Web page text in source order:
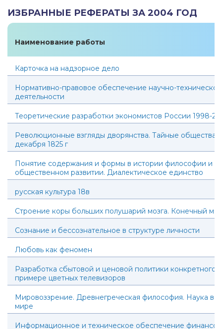
ИЗБРАННЫЕ РЕФЕРАТЫ ЗА 2004 ГОД
Наименование работы
Карточка на надзорное дело
Нормативно-правовое обеспечение научно-технической
деятельности
Теоретические разработки экономистов России 1998-
Революционные взгляды дворянства. Тайные общества.
декабря 1825 г
Понятие содержания и формы в истории философии и в
общественном развитии. Диалектическое единство
русская культура 18в
Строение коры больших полушарий мозга. Конечный
Сознание и бессознательное в структуре личности
Любовь как феномен
Разработка сбытовой и ценовой политики конкретного
примере цветных телевизоров
Мировоззрение. Древнегреческая философия. Наука в
мире
Информационное и техническое обеспечение